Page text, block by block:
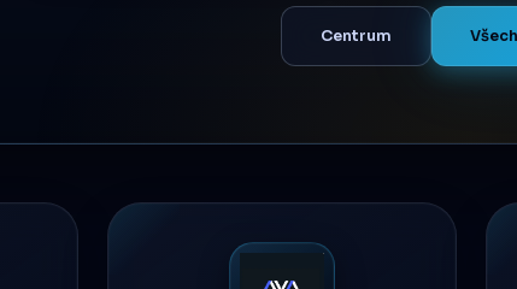
Centrum